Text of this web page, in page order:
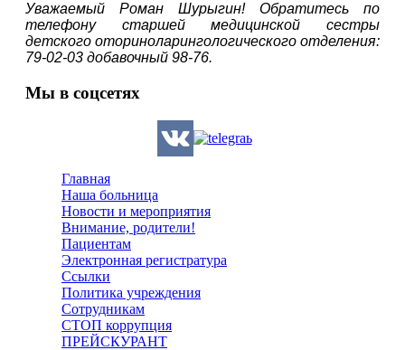
Терапевтические отделения
Терапия
Хирургические отделения
Уважаемый Роман Шурыгин! Обратитесь по
телефону старшей медицинской сестры
детского оториноларингологического отделения:
79-02-03 добавочный 98-76.
Мы в соцсетях
Главная
Наша больница
Новости и мероприятия
Внимание, родители!
Пациентам
Электронная регистратура
Ссылки
Политика учреждения
Сотрудникам
СТОП коррупция
ПРЕЙСКУРАНТ